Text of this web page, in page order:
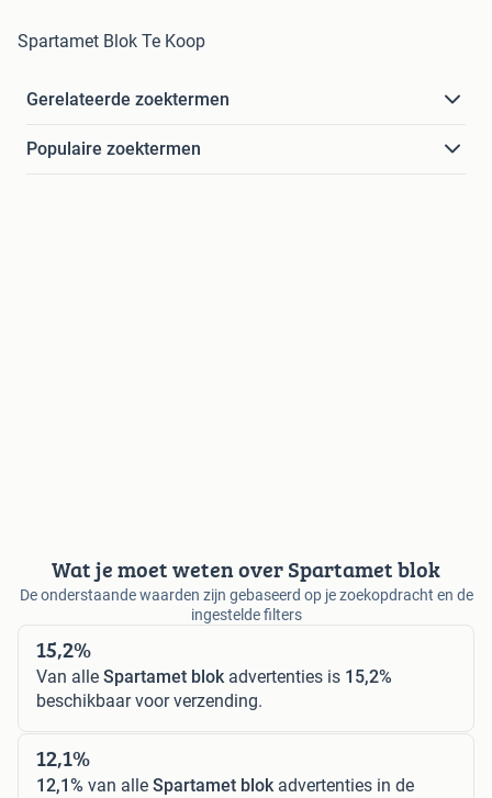
Spartamet Blok Te Koop
Gerelateerde zoektermen
Populaire zoektermen
Wat je moet weten over Spartamet blok
De onderstaande waarden zijn gebaseerd op je zoekopdracht en de
ingestelde filters
15,2%
Van alle Spartamet blokadvertenties is 15,2%
beschikbaar voor verzending.
12,1%
12,1% van alle Spartamet blokadvertenties in de